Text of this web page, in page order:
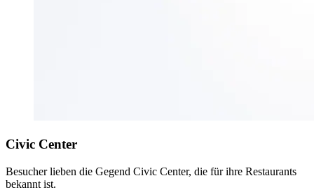
Civic Center
Besucher lieben die Gegend Civic Center, die für ihre Restaurants
bekannt ist.